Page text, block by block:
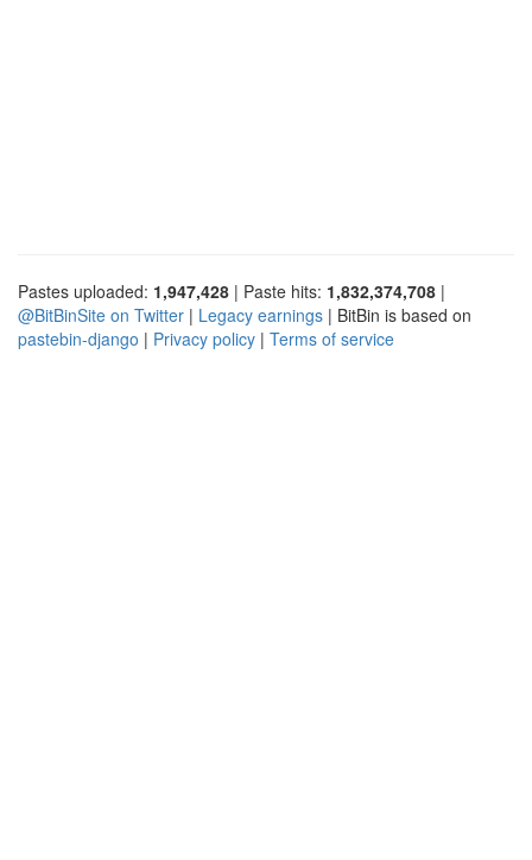
Pastes uploaded: 1,947,428 | Paste hits: 1,832,374,708 |
@BitBinSite on Twitter | Legacy earnings | BitBin is based on
pastebin-django | Privacy policy | Terms of service